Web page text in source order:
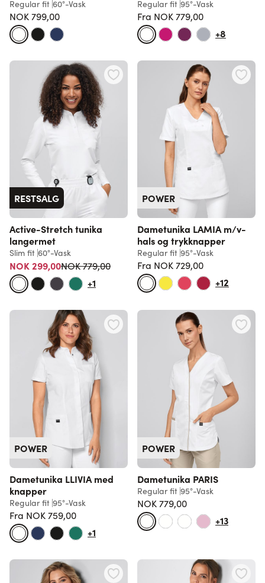
Regular fit 60°-Vask
NOK 799,00
Regular fit 95°-Vask
Fra NOK 779,00Vanlig pris
+8
RESTSALG
Active-Stretch tunika
langermet
Slim fit 60°-Vask
NOK 299,00Vanlig pris
NOK 779,00
+1
POWER
Dametunika LAMIA m/v-
hals og trykknapper
Regular fit 95°-Vask
Fra NOK 729,00Vanlig pris
+12
POWER
Dametunika LLIVIA med
knapper
Regular fit 95°-Vask
Fra NOK 759,00Vanlig pris
+1
POWER
Dametunika PARIS
Regular fit 95°-Vask
NOK 779,00
+13